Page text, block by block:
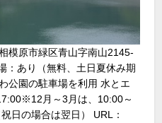
模原市緑区青山字南山2145-
：あり（無料、土日夏休み期
公園の駐車場を利用 水とエ
月～3月は、10:00～
日の場合は翌日） URL：